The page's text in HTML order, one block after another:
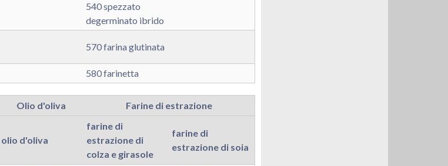
540 spezzato
degerminato ibrido
570 farina glutinata
580 farinetta
Olio d'oliva Farine di estrazione
olio d'oliva
farine di
estrazione di
colza e girasole
farine di
estrazione di soia